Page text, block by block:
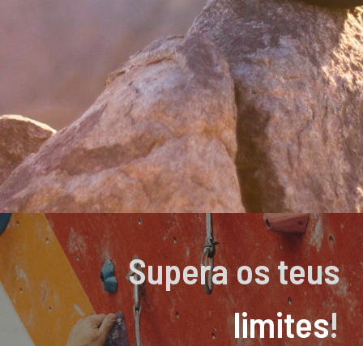
Supera os teus
limites!